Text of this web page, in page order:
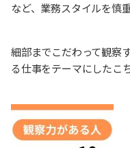
など、業務スタイルを慎
細部までこだわって観察
る仕事をテーマにしたこ